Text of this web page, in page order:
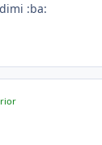
:ba: